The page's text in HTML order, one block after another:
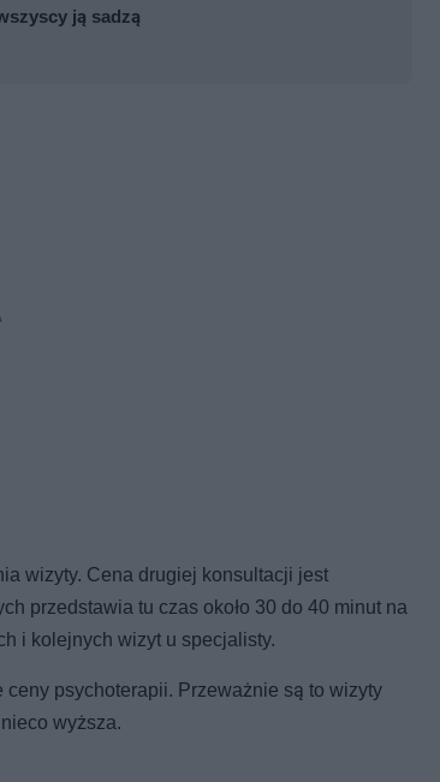
ją sadzą
wizyty. Cena drugiej konsultacji jest
przedstawia tu czas około 30 do 40 minut na
i kolejnych wizyt u specjalisty.
psychoterapii. Przeważnie są to wizyty
wyższa.